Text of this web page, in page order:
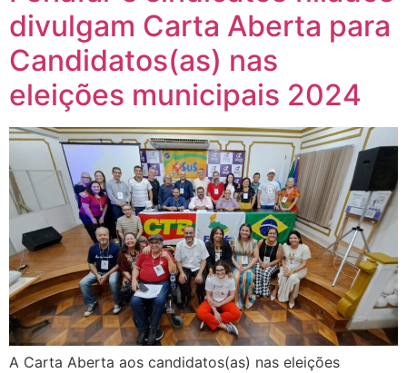
divulgam Carta Aberta para
Candidatos(as) nas
eleições municipais 2024
A Carta Aberta aos candidatos(as) nas eleições